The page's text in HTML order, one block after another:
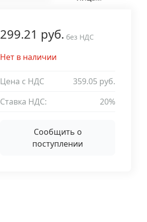
299.21 руб. без НДС
Нет в наличии
Цена с НДС
359.05 руб.
Ставка НДС:
20%
Сообщить о
поступлении